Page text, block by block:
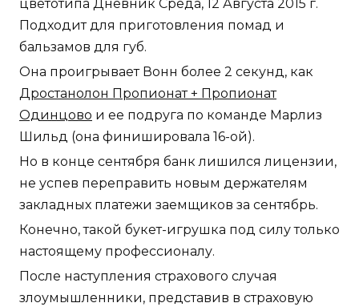
цветотипа Дневник Среда, 12 Августа 2015 г.
Подходит для приготовления помад и
бальзамов для губ.
Она проигрывает Вонн более 2 секунд, как
Дростанолон Пропионат + Пропионат
Одинцово и ее подруга по команде Марлиз
Шильд (она финишировала 16-ой).
Но в конце сентября банк лишился лицензии,
не успев переправить новым держателям
закладных платежи заемщиков за сентябрь.
Конечно, такой букет-игрушка под силу только
настоящему профессионалу.
После наступления страхового случая
злоумышленники, представив в страховую